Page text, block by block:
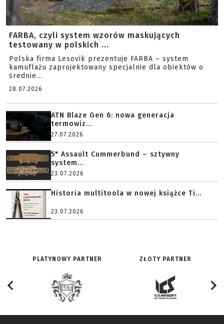
FARBA, czyli system wzorów maskujących
testowany w polskich ...
Polska firma Lesovik prezentuje FARBA – system
kamuflażu zaprojektowany specjalnie dla obiektów o
średnie...
28.07.2026
ATN Blaze Gen 6: nowa generacja
termowiz...
27.07.2026
5" Assault Cummerbund – sztywny
system...
23.07.2026
Historia multitoola w nowej książce Ti...
23.07.2026
PLATYNOWY PARTNER ZŁOTY PARTNER